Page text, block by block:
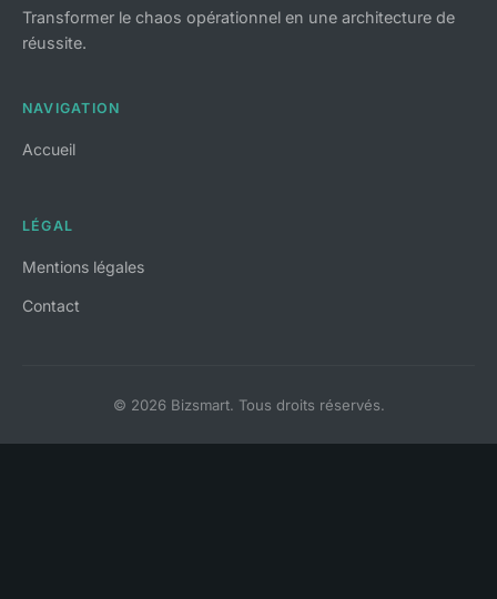
Transformer le chaos opérationnel en une architecture de
réussite.
NAVIGATION
Accueil
LÉGAL
Mentions légales
Contact
© 2026 Bizsmart. Tous droits réservés.